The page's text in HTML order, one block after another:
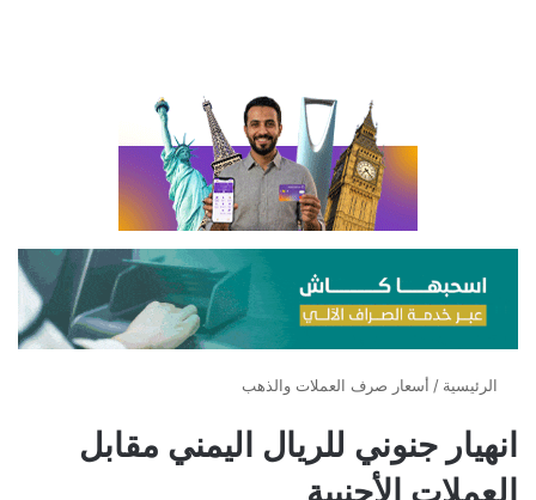
الرئيسية / أسعار صرف العملات والذهب
انهيار جنوني للريال اليمني مقابل
العملات الأجنبية